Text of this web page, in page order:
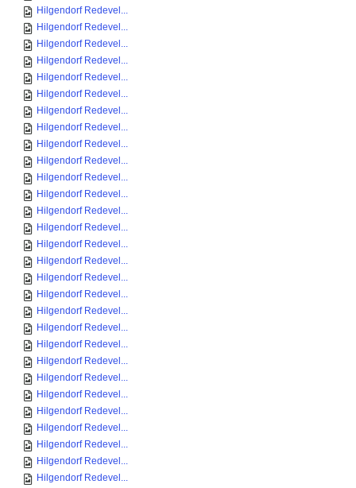
Hilgendorf Redevel...
Hilgendorf Redevel...
Hilgendorf Redevel...
Hilgendorf Redevel...
Hilgendorf Redevel...
Hilgendorf Redevel...
Hilgendorf Redevel...
Hilgendorf Redevel...
Hilgendorf Redevel...
Hilgendorf Redevel...
Hilgendorf Redevel...
Hilgendorf Redevel...
Hilgendorf Redevel...
Hilgendorf Redevel...
Hilgendorf Redevel...
Hilgendorf Redevel...
Hilgendorf Redevel...
Hilgendorf Redevel...
Hilgendorf Redevel...
Hilgendorf Redevel...
Hilgendorf Redevel...
Hilgendorf Redevel...
Hilgendorf Redevel...
Hilgendorf Redevel...
Hilgendorf Redevel...
Hilgendorf Redevel...
Hilgendorf Redevel...
Hilgendorf Redevel...
Hilgendorf Redevel...